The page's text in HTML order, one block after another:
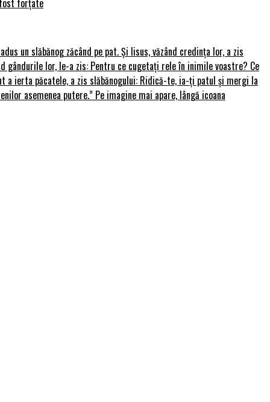
forțate
un slăbănog zăcând pe pat. Și Iisus, văzând credința lor, a zis
lor, le-a zis: Pentru ce cugetați rele în inimile voastre? Ce
a ierta păcatele, a zis slăbănogului: Ridică-te, ia-ți patul și mergi la
asemenea putere.” Pe imagine mai apare, lângă icoana